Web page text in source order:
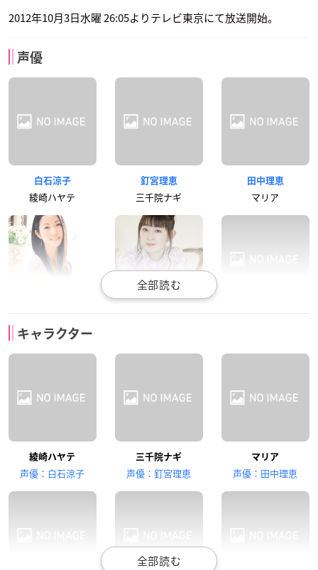
2012年10月3日水曜 26:05よりテレビ東京にて放送開始。
声優
白石涼子
綾崎ハヤテ
釘宮理恵
三千院ナギ
田中理恵
マリア
桂ヒナギク
山崎はるか
水蓮寺ルカ
井口裕香
ツグミルリ
キャラクター
綾崎ハヤテ
声優：白石涼子
三千院ナギ
声優：釘宮理恵
マリア
声優：田中理恵